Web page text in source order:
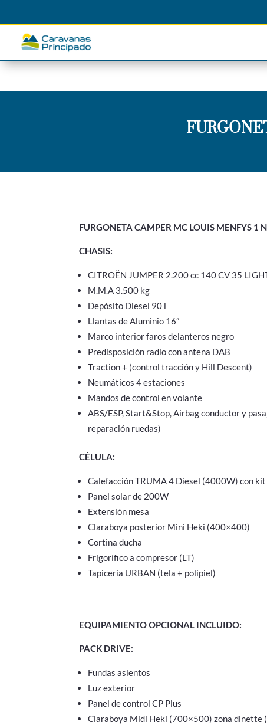
FURGONETA CAMPER MC LOUIS MENFYS
CHASIS:
CITROËN JUMPER 2.200 cc 140 CV 35
M.M.A 3.500 kg
Depósito Diesel 90 l
Llantas de Aluminio 16″
Marco interior faros delanteros negro
Predisposición radio con antena DAB
Traction + (control tracción y Hill Descent)
Neumáticos 4 estaciones
Mandos de control en volante
ABS/ESP, Start&Stop, Airbag conductor y
reparación ruedas)
CÉLULA:
Calefacción TRUMA 4 Diesel (4000W) con
Panel solar de 200W
Extensión mesa
Claraboya posterior Mini Heki (400×400)
Cortina ducha
Frigorífico a compresor (LT)
Tapicería URBAN (tela + polipiel)
EQUIPAMIENTO OPCIONAL INCLUIDO:
PACK DRIVE:
Fundas asientos
Luz exterior
Panel de control CP Plus
Claraboya Midi Heki (700×500) zona dinette